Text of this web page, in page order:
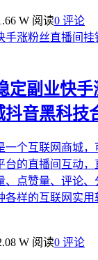
W 阅读0 评论
定副业快手
抖音黑科技
个互联网商城，
台的直播间互动
、点赞量、评论
各样的互联网实
W 阅读0 评论